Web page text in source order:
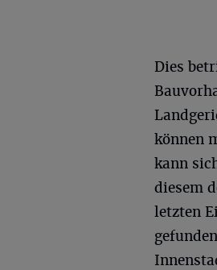
Dies
können
kann
diesem
letzten